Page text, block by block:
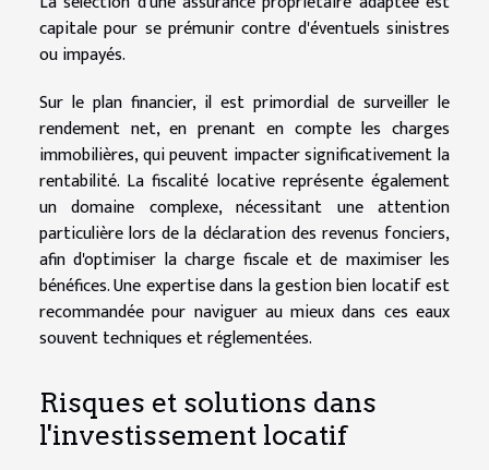
capitale pour se prémunir contre d'éventuels sinistres
ou impayés.
Sur le plan financier, il est primordial de surveiller le
rendement net, en prenant en compte les charges
immobilières, qui peuvent impacter significativement la
rentabilité. La fiscalité locative représente également
un domaine complexe, nécessitant une attention
particulière lors de la déclaration des revenus fonciers,
afin d'optimiser la charge fiscale et de maximiser les
bénéfices. Une expertise dans la gestion bien locatif est
recommandée pour naviguer au mieux dans ces eaux
souvent techniques et réglementées.
Risques et solutions dans
l'investissement locatif